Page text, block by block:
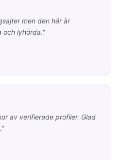
men den här är
och lyhörda."
av verifierade profiler. Glad